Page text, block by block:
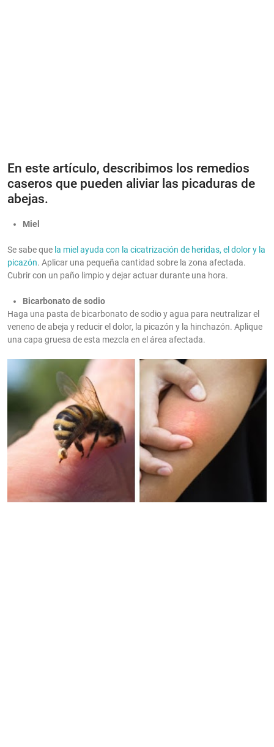
En este artículo, describimos los remedios
caseros que pueden aliviar las picaduras de
abejas.
Miel
Se sabe que la miel ayuda con la cicatrización de heridas, el dolor y la
picazón. Aplicar una pequeña cantidad sobre la zona afectada.
Cubrir con un paño limpio y dejar actuar durante una hora.
Bicarbonato de sodio
Haga una pasta de bicarbonato de sodio y agua para neutralizar el
veneno de abeja y reducir el dolor, la picazón y la hinchazón. Aplique
una capa gruesa de esta mezcla en el área afectada.